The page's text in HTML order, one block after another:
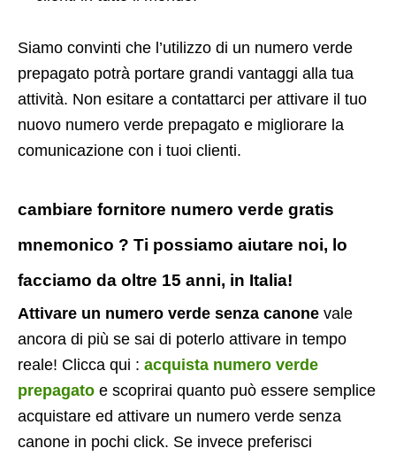
Siamo convinti che l’utilizzo di un numero verde
prepagato potrà portare grandi vantaggi alla tua
attività. Non esitare a contattarci per attivare il tuo
nuovo numero verde prepagato e migliorare la
comunicazione con i tuoi clienti.
cambiare fornitore numero verde gratis
mnemonico ? Ti possiamo aiutare noi, lo
facciamo da oltre 15 anni, in Italia!
Attivare un numero verde senza canone vale
ancora di più se sai di poterlo attivare in tempo
reale! Clicca qui : acquista numero verde
prepagato e scoprirai quanto può essere semplice
acquistare ed attivare un numero verde senza
canone in pochi click. Se invece preferisci